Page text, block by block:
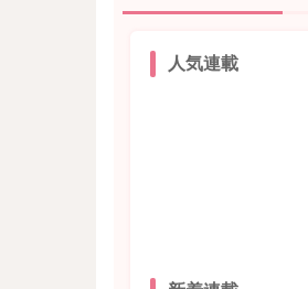
人気連載